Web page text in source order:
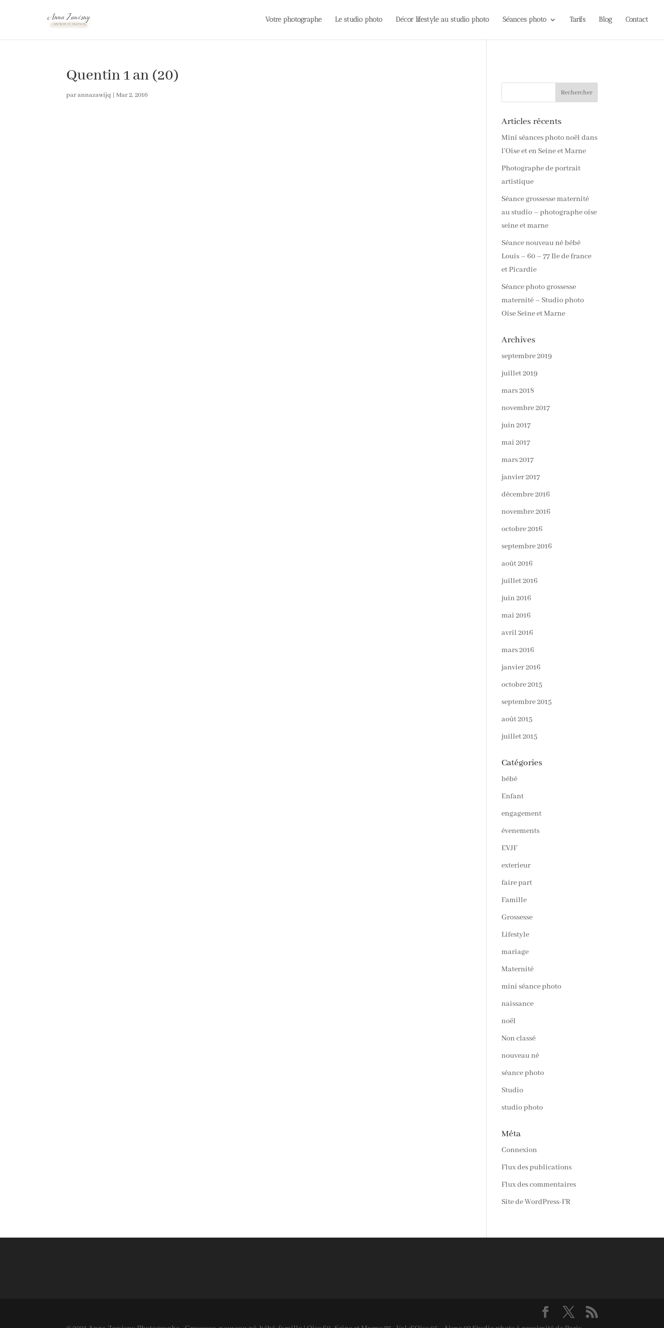
Votre photographe Le studio photo Décor lifestyle au studio photo Séances photo Tarifs Blog Contact
Quentin 1 an (20)
parannazawijq |Mar 2, 2016
Articles récents
Mini séances photo noël dans
l’Oise et en Seine et Marne
Photographe de portrait
artistique
Séance grossesse maternité
au studio – photographe oise
seine et marne
Séance nouveau né bébé
Louis – 60 – 77 Ile de france
et Picardie
Séance photo grossesse
maternité – Studio photo
Oise Seine et Marne
Archives
septembre 2019
juillet 2019
mars 2018
novembre 2017
juin 2017
mai 2017
mars 2017
janvier 2017
décembre 2016
novembre 2016
octobre 2016
septembre 2016
août 2016
juillet 2016
juin 2016
mai 2016
avril 2016
mars 2016
janvier 2016
octobre 2015
septembre 2015
août 2015
juillet 2015
Catégories
bébé
Enfant
engagement
évenements
EVJF
exterieur
faire part
Famille
Grossesse
Lifestyle
mariage
Maternité
mini séance photo
naissance
noël
Non classé
nouveau né
séance photo
Studio
studio photo
Méta
Connexion
Flux des publications
Flux des commentaires
Site de WordPress-FR